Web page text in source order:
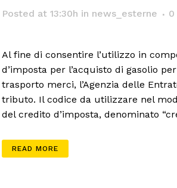
Posted at 13:30h in news_esterne 0
Al fine di consentire l’utilizzo in
d’imposta per l’acquisto di gasolio
trasporto merci, l’Agenzia delle
tributo. Il codice da utilizzare nel
del credito d’imposta, denominato
READ MORE